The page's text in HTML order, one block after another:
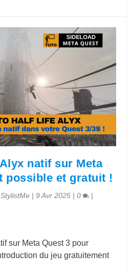
natif sur Meta
possible et gratuit !
|9 Avr 2025 |0 |
sur Meta Quest 3 pour
du jeu gratuitement